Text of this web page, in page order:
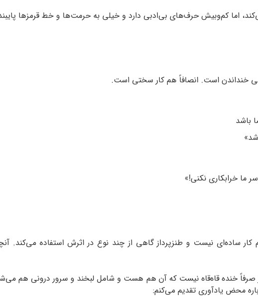
اما کم‌وبیش حرف‌های بی‌ادبی دارد و خیلی به حرمت‌ها و خط قرمزها
خنداندن است. انصافاً هم کار سختی است.
باشد
ما خرابکاری نکنی!»
ساده‌ای نیست و طنزپرداز گاهی از چند نوع در اثرش استفاده می‌کند.
صرفاً خنده قاه‌قاه نیست که آن هم هست و شامل لبخند و سرور درونی هم
محض یادآوری تقدیم می‌کنم: